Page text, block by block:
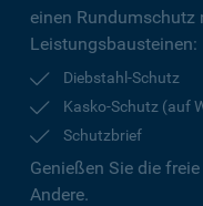
einen Rundumschutz
Leistungsbausteinen:
Diebstahl-Schutz
Kasko-Schutz (auf
Schutzbrief
Genießen Sie die
Andere.